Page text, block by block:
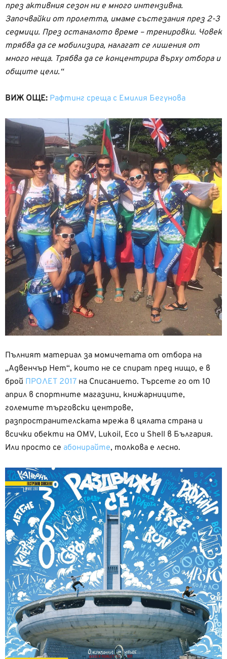
през активния сезон ни е много интензивна.
Започвайки от пролетта, имаме състезания през 2-3
седмици. През останалото време – тренировки. Човек
трябва да се мобилизира, налагат се лишения от
много неща. Трябва да се концентрира върху отбора и
общите цели.“
ВИЖ ОЩЕ: Рафтинг среща с Емилия Бегунова
Пълният материал за момичетата от отбора на
„Адвенчър Нет“, които не се спират пред нищо, е в
брой ПРОЛЕТ 2017 на Списанието. Търсете го от 10
април в спортните магазини, книжарниците,
големите търговски центрове,
разпространителската мрежа в цялата страна и
всички обекти на ОМV, Lukoil, Eco и Shell в България.
Или просто се абонирайте, толкова е лесно.